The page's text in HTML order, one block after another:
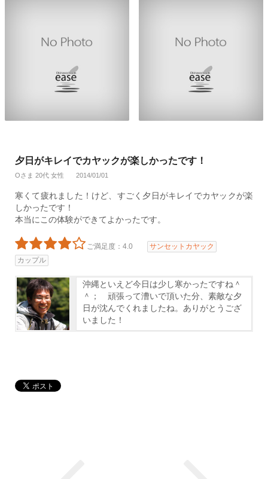
夕日がキレイでカヤックが楽しかったです！
Oさま 20代 女性 2014/01/01
寒くて疲れました！けど、すごく夕日がキレイでカヤックが楽
しかったです！
本当にこの体験ができてよかったです。
ご満足度：4.0
サンセットカヤック
カップル
沖縄といえど今日は少し寒かったですね＾
＾； 頑張って漕いで頂いた分、素敵な夕
日が沈んでくれましたね。ありがとうござ
いました！